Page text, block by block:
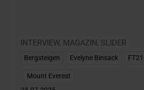
INTERVIEW, MAGAZIN, SLIDER
Bergsteigen Evelyne Binsack
Mount Everest